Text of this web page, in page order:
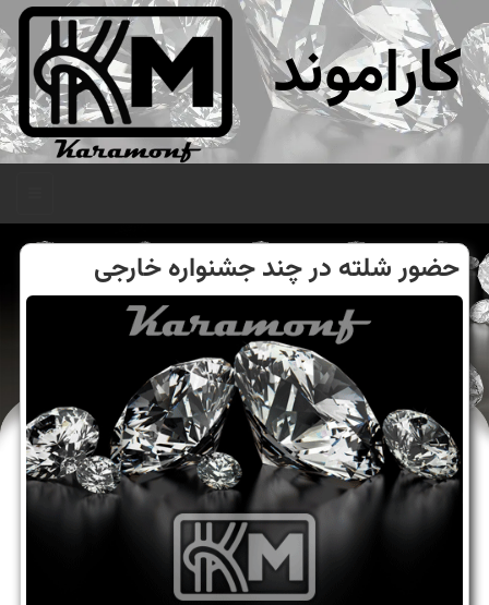
کاراموند
حضور شلته در چند جشنواره خارجی